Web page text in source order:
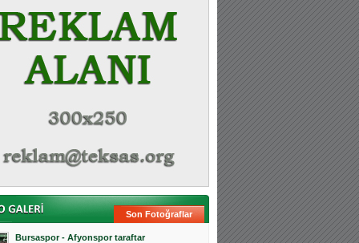
Son Fotoğraflar
Bursaspor - Afyonspor taraftar